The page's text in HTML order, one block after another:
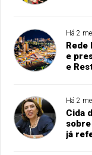
Há 2
Rede
e
e
Há 2
Cida
já